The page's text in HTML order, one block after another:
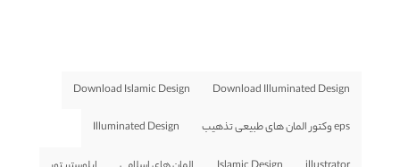
Download Illuminated Design
Download Islamic Design
eps وکتور المان های طبیعی تذهیب Illuminated Design